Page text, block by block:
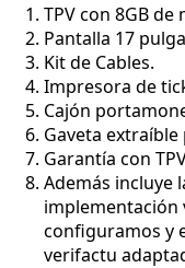
TPV con 8GB
Pantalla 17
Kit de Cables.
Impresora de
Cajón
Gaveta extraíble
Garantía con
Además incluye
implementación
configuramos y
verifactu